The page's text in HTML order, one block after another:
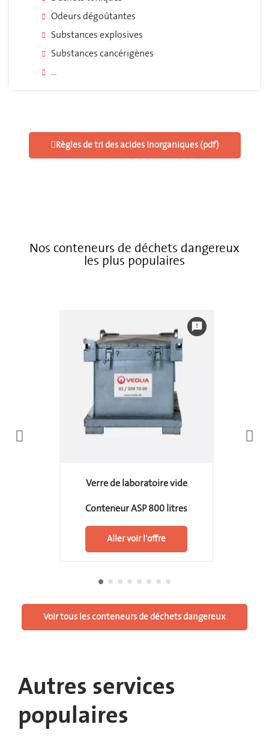
Odeurs dégoûtantes
Substances explosives
Substances cancérigènes
...
Règles de tri des acides inorganiques (pdf)
Nos conteneurs de déchets dangereux
les plus populaires
feedback
Verre de laboratoire vide
Conteneur ASP 800 litres
Aller voir l'offre
Voir tous les conteneurs de déchets dangereux
Autres services
populaires